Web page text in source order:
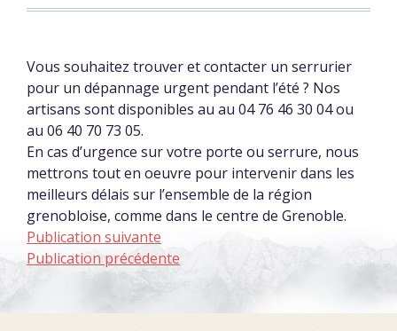
Vous souhaitez trouver et contacter un serrurier
pour un dépannage urgent pendant l’été ? Nos
artisans sont disponibles au au 04 76 46 30 04 ou
au 06 40 70 73 05.
En cas d’urgence sur votre porte ou serrure, nous
mettrons tout en oeuvre pour intervenir dans les
meilleurs délais sur l’ensemble de la région
grenobloise, comme dans le centre de Grenoble.
Publication suivante
Publication précédente